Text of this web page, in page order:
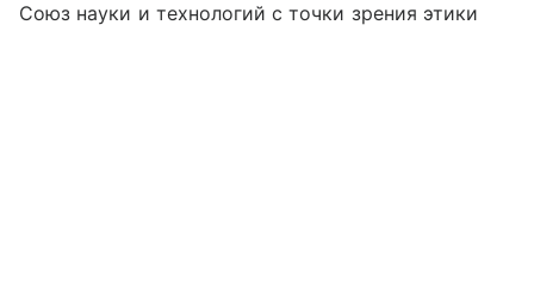
Союз науки и технологий с точки зрения этики